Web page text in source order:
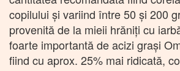
copilului şi variind între 50 şi 200
provenită de la mieii hrăniţi cu
foarte importantă de acizi graşi
fiind cu aprox. 25% mai ridicată,